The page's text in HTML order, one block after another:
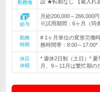
勤務地 設 ★転勤なし 【雇入れ
給与
月給200,000～266,000
※試用期間：6ヶ月（同
勤務
時間
# 1ヶ月単位の変形労働
務時間帯：8:00～17:00*
休日
休暇
* 週休2日制（土日）*
月、9～11月は繁忙期の